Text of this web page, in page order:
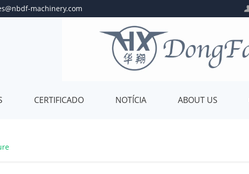
machinery.com
CERTIFICADO NOTÍCIA ABOUT US